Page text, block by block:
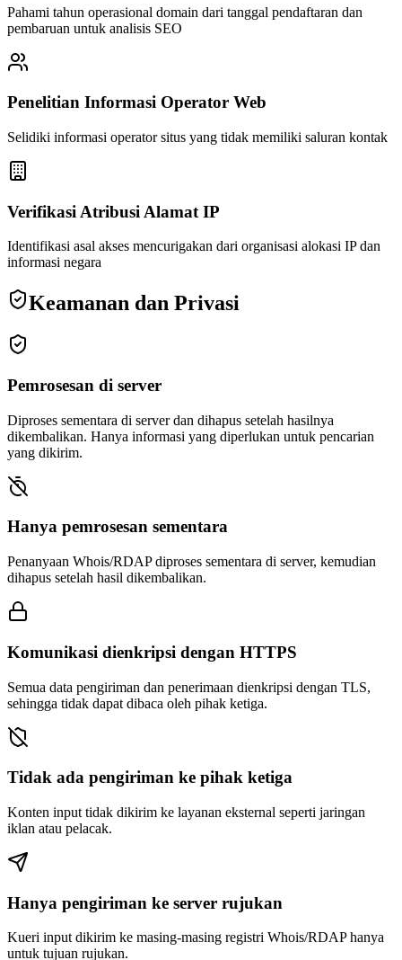
Pahami tahun operasional domain dari tanggal pendaftaran dan
pembaruan untuk analisis SEO
Penelitian Informasi Operator Web
Selidiki informasi operator situs yang tidak memiliki saluran kontak
Verifikasi Atribusi Alamat IP
Identifikasi asal akses mencurigakan dari organisasi alokasi IP dan
informasi negara
Keamanan dan Privasi
Pemrosesan di server
Diproses sementara di server dan dihapus setelah hasilnya
dikembalikan. Hanya informasi yang diperlukan untuk pencarian
yang dikirim.
Hanya pemrosesan sementara
Penanyaan Whois/RDAP diproses sementara di server, kemudian
dihapus setelah hasil dikembalikan.
Komunikasi dienkripsi dengan HTTPS
Semua data pengiriman dan penerimaan dienkripsi dengan TLS,
sehingga tidak dapat dibaca oleh pihak ketiga.
Tidak ada pengiriman ke pihak ketiga
Konten input tidak dikirim ke layanan eksternal seperti jaringan
iklan atau pelacak.
Hanya pengiriman ke server rujukan
Kueri input dikirim ke masing-masing registri Whois/RDAP hanya
untuk tujuan rujukan.